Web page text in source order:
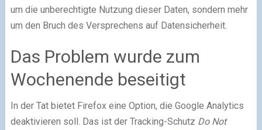
um die unberechtigte Nutzung dieser Daten, sondern mehr
um den Bruch des Versprechens auf Datensicherheit.
Das Problem wurde zum
Wochenende beseitigt
In der Tat bietet Firefox eine Option, die Google Analytics
deaktivieren soll. Das ist der Tracking-Schutz Do Not